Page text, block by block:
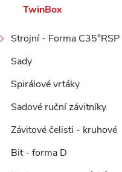
TwinBox
Strojní - Forma C35°RSP
Sady
Spirálové vrtáky
Sadové ruční závitníky
Závitové čelisti - kruhové
Bit - forma D